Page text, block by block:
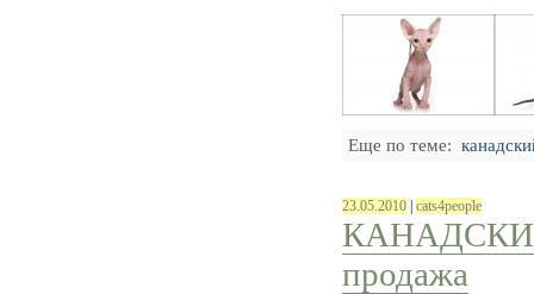
Еще по теме:
23.05.2010 |cats4people
продажа